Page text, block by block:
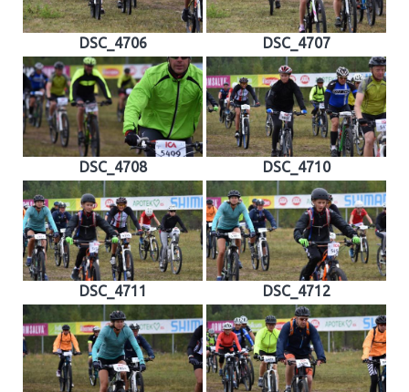
DSC_4706 DSC_4707
DSC_4708 DSC_4710
DSC_4711 DSC_4712